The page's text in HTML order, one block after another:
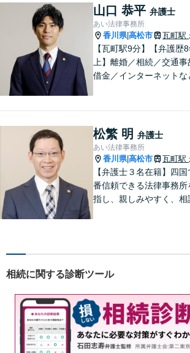
見出すお手伝いができれ
幸いです。お気軽にご相
ださい。
山口 恭平 弁護士
あい法律事務所
香川県|高松市 瓦町駅
【瓦町駅9分】【弁護歴
上】離婚／相続／交通事
借金／インターネットな
皆様にとって最善の解決
索します。まずはお気軽
相談ください。
松繁 明 弁護士
あい法律事務所
香川県|高松市 瓦町駅
【弁護士３名在籍】四
番信頼できる法律事務所
指し、親しみやすく、相
相続に関する診断ツール